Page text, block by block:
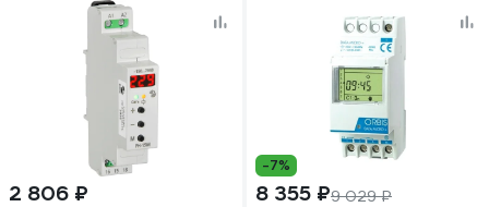
2 806 ₽
-7%
8 355 ₽9 029 ₽